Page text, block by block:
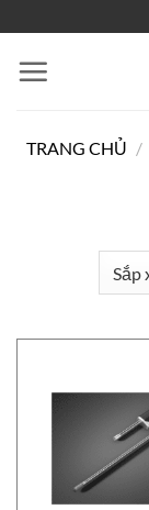
qua
nội
TRANG CHỦ /